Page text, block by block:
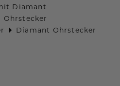
Diamant
Ohrstecker
Diamant Ohrstecker